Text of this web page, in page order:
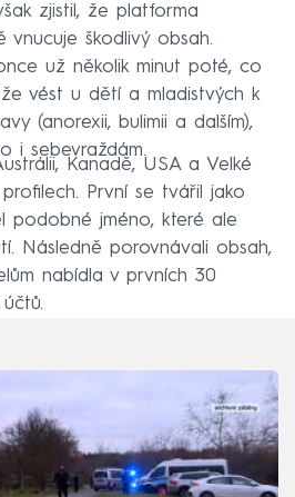
zjistil, že platforma
vnucuje škodlivý obsah.
už několik minut poté, co
vést u dětí a mladistvých k
(anorexii, bulimii a dalším),
i sebevraždám.
Kanadě, USA a Velké
První se tvářil jako
podobné jméno, které ale
Následně porovnávali obsah,
nabídla v prvních 30